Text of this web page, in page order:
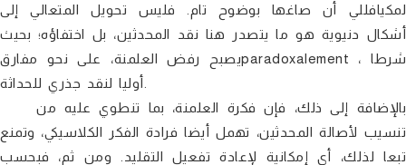
لمكيافللي أن صاغها بوضوح تام. فليس تحويل المتعالي إلى
أشكال دنيوية هو ما يتصدر هنا نقد المحدثين، بل اختفاؤه؛ بحيث
يصبح رفض العلمنة، على نحو مفارقparadoxalement ، شرطا
بالإضافة إلى ذلك، فإن فكرة العلمنة، بما تنطوي عليه من
تنسيب لأصالة المحدثين، تهمل أيضا فرادة الفكر الكلاسيكي، وتمنع
تبعا لذلك، أي إمكانية لإعادة تفعيل التقليد. ومن ثم، فبحسب